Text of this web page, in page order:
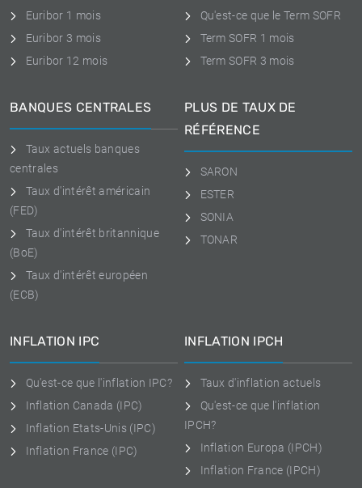
Euribor 1 mois
Euribor 3 mois
Euribor 12 mois
Qu'est-ce que le Term SOFR
Term SOFR 1 mois
Term SOFR 3 mois
BANQUES CENTRALES
Taux actuels banques
centrales
Taux d'intérêt américain
(FED)
Taux d'intérêt britannique
(BoE)
Taux d'intérêt européen
(ECB)
PLUS DE TAUX DE
RÉFÉRENCE
SARON
ESTER
SONIA
TONAR
INFLATION IPC
Qu'est-ce que l'inflation IPC?
Inflation Canada (IPC)
Inflation Etats-Unis (IPC)
Inflation France (IPC)
INFLATION IPCH
Taux d'inflation actuels
Qu'est-ce que l'inflation
IPCH?
Inflation Europa (IPCH)
Inflation France (IPCH)